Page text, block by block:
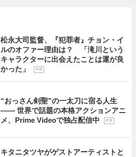
松永大司監督、『犯罪者』チョン・イ
ルのオファー理由は？ 「滝川という
キャラクターに出会えたことは運が良
かった」
P R
“おっさん剣聖”の一太刀に宿る人生
―― 世界で話題の本格アクションアニ
メ、Prime Videoで独占配信中
P R
キタニタツヤがゲストアーティストと